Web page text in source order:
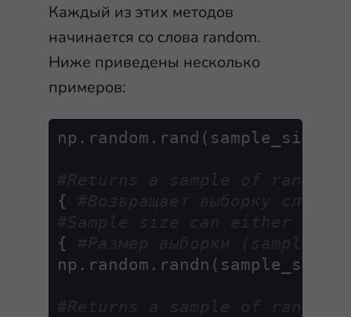
Каждый из этих методов
начинается со слова random.
Ниже приведены несколько
примеров:
np.random.rand(sample_size)
#Returns a sample of random
{ #Возвращает выборку
#Sample size can either be
{ #Размер выборки
np.random.randn(sample_size)
#Returns a sample of